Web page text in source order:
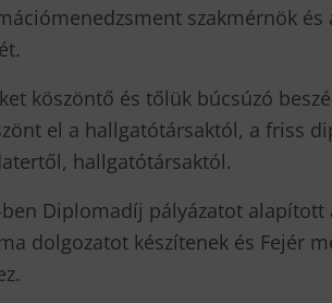
szakmérnök
köszöntő és tőlük búcsúzó
el a hallgatótársaktól, a friss
hallgatótársaktól.
Diplomadíj pályázatot
dolgozatot készítenek és Fejér